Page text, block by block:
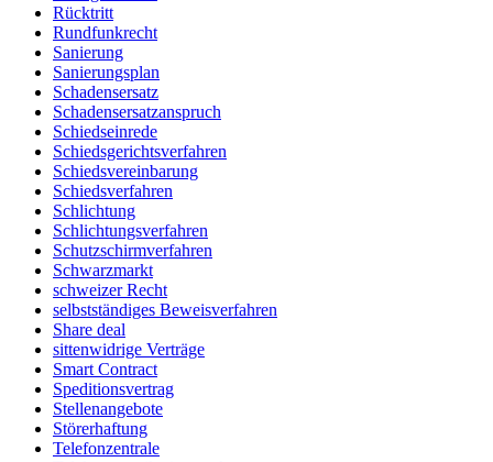
Rücktritt
Rundfunkrecht
Sanierung
Sanierungsplan
Schadensersatz
Schadensersatzanspruch
Schiedseinrede
Schiedsgerichtsverfahren
Schiedsvereinbarung
Schiedsverfahren
Schlichtung
Schlichtungsverfahren
Schutzschirmverfahren
Schwarzmarkt
schweizer Recht
selbstständiges Beweisverfahren
Share deal
sittenwidrige Verträge
Smart Contract
Speditionsvertrag
Stellenangebote
Störerhaftung
Telefonzentrale